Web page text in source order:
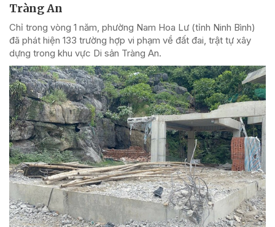
Tràng An
Chỉ trong vòng 1 năm, phường Nam Hoa Lư (tỉnh Ninh Bình)
đã phát hiện 133 trường hợp vi phạm về đất đai, trật tự xây
dựng trong khu vực Di sản Tràng An.